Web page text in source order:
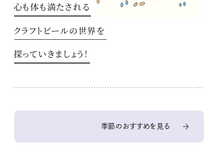
心も体も満たされる
クラフトビールの世界を
探っていきましょう！
季節のおすすめを見る